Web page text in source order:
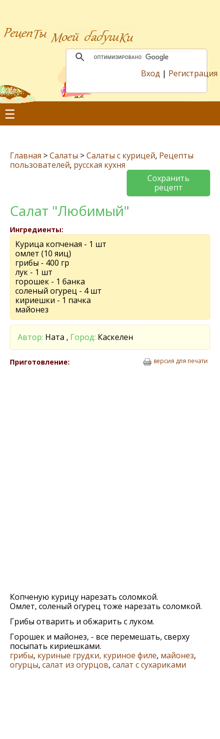
Вход | Регистрация
☰
Главная >Салаты >Салаты с курицей, Рецепты
пользователей, русская кухня
Сохранить
рецепт
Салат "Любимый"
Ингредиенты:
Курица копченая - 1 шт
омлет (10 яиц)
грибы - 400 гр
лук - 1 шт
горошек - 1 банка
соленый огурец - 4 шт
кириешки - 1 пачка
майонез
Автор: Ната , Город: Каскелен
Приготовление: версия для печати
Копченую курицу нарезать соломкой.
Омлет, соленый огурец тоже нарезать соломкой.
Грибы отварить и обжарить с луком.
Горошек и майонез, - все перемешать, сверху
посыпать кириешками.
грибы, куриные грудки, куриное филе, майонез,
огурцы, салат из огурцов, салат с сухариками